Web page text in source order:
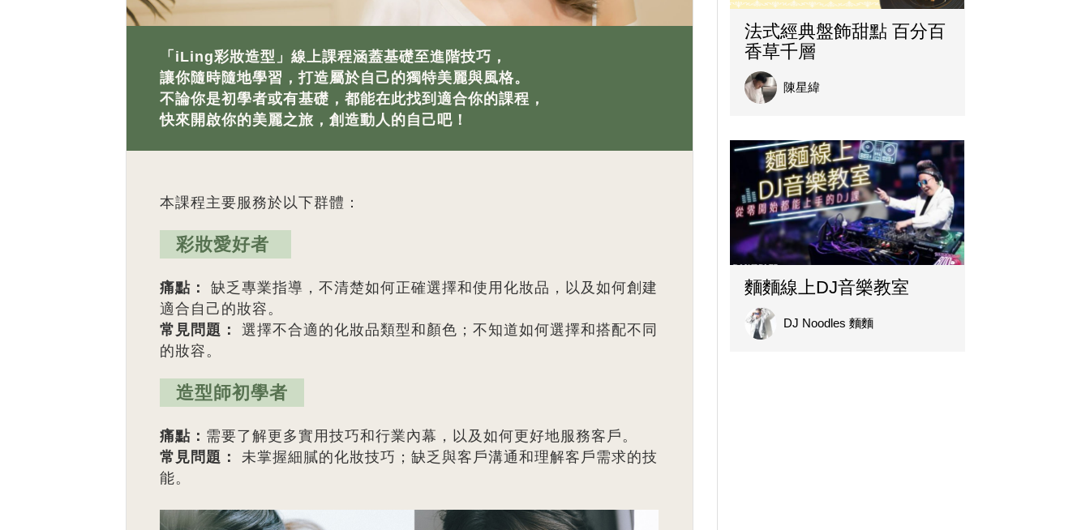
「iLing彩妝造型」線上課程涵蓋基礎至進階技巧，
讓你隨時隨地學習，打造屬於自己的獨特美麗與風格。
不論你是初學者或有基礎，都能在此找到適合你的課程，
快來開啟你的美麗之旅，創造動人的自己吧！
本課程主要服務於以下群體：
彩妝愛好者
痛點：
缺乏專業指導，不清楚如何正確選擇和使用化妝品，以及如何創建
適合自己的妝容。
常見問題：
選擇不合適的化妝品類型和顏色；不知道如何選擇和搭配不同
的妝容。
造型師初學者
痛點： 需要了解更多實用技巧和行業內幕，以及如何更好地服務客戶。
常見問題：
未掌握細膩的化妝技巧；缺乏與客戶溝通和理解客戶需求的技
能。
法式經典盤飾甜點 百分百
香草千層
陳星緯
麵麵線上DJ音樂教室
DJ Noodles 麵麵